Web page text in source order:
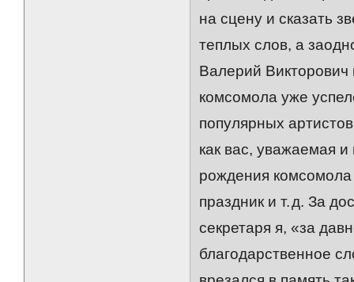
на сцену и сказать
теплых слов, а
Валерий Викторович
комсомола уже
популярных
как вас, уважаемая
рождения
праздник и т. д. За
секретаря я, «за
благодарственное